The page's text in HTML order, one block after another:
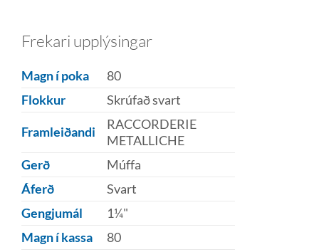
Frekari upplýsingar
Magn í poka
80
Flokkur
Skrúfað svart
Framleiðandi
RACCORDERIE
METALLICHE
Gerð
Múffa
Áferð
Svart
Gengjumál
1¼"
Magn í kassa
80